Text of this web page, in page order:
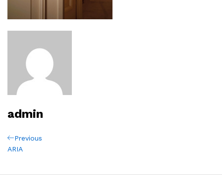
admin
Navigation
l’article
Previous
Post
Previous
ARIA